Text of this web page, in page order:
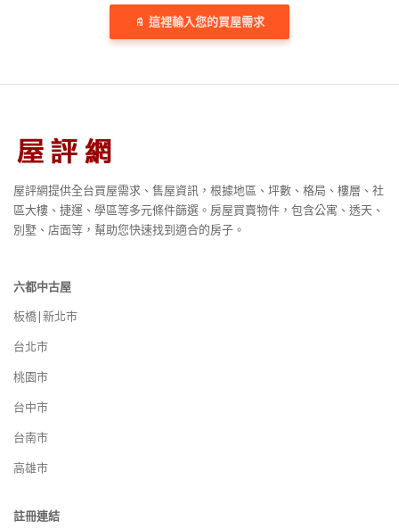
這裡輸入您的買屋需求
屋評網提供全台買屋需求、售屋資訊，根據地區、坪數、格局、樓層、社
區大樓、捷運、學區等多元條件篩選。房屋買賣物件，包含公寓、透天、
別墅、店面等，幫助您快速找到適合的房子。
六都中古屋
板橋|新北市
台北市
桃園市
台中市
台南市
高雄市
註冊連結